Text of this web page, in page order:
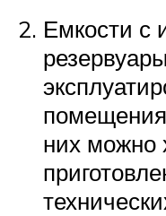
Емкости с
них можно